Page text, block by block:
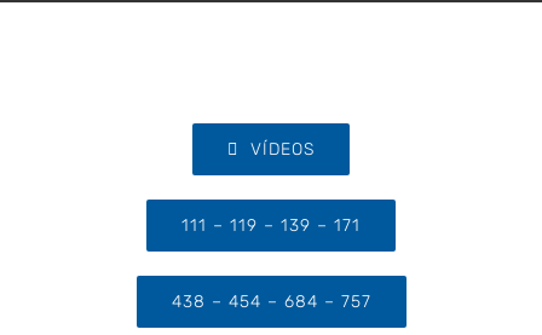
VÍDEOS
111 – 119 – 139 – 171
438 – 454 – 684 – 757